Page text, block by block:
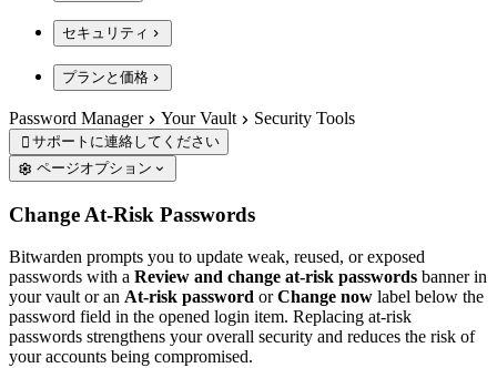
セキュリティ
プランと価格
Password Manager Your Vault Security Tools
 サポートに連絡してください
ページオプション
Change At-Risk Passwords
Bitwarden prompts you to update weak, reused, or exposed
passwords with a Review and change at-risk passwords banner in
your vault or an At-risk password orChange now label below the
password field in the opened login item. Replacing at-risk
passwords strengthens your overall security and reduces the risk of
your accounts being compromised.